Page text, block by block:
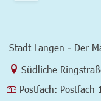
Stadt Langen - Der
Link zur Google-
Südliche
Postfach: Postfach